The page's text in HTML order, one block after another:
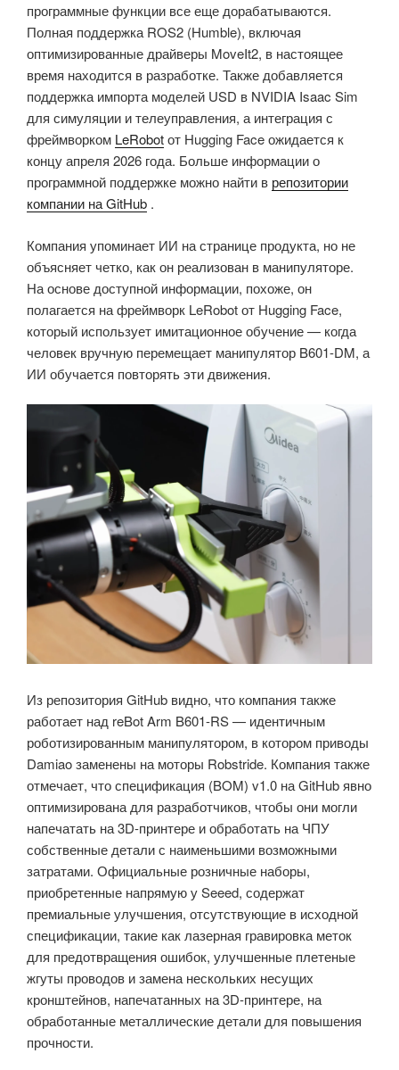
программные функции все еще дорабатываются.
Полная поддержка ROS2 (Humble), включая
оптимизированные драйверы MoveIt2, в настоящее
время находится в разработке. Также добавляется
поддержка импорта моделей USD в NVIDIA Isaac Sim
для симуляции и телеуправления, а интеграция с
фреймворком LeRobotот Hugging Face ожидается к
концу апреля 2026 года. Больше информации о
программной поддержке можно найти в репозитории
компании на GitHub .
Компания упоминает ИИ на странице продукта, но не
объясняет четко, как он реализован в манипуляторе.
На основе доступной информации, похоже, он
полагается на фреймворк LeRobot от Hugging Face,
который использует имитационное обучение — когда
человек вручную перемещает манипулятор B601-DM, а
ИИ обучается повторять эти движения.
Из репозитория GitHub видно, что компания также
работает над reBot Arm B601-RS — идентичным
роботизированным манипулятором, в котором приводы
Damiao заменены на моторы Robstride. Компания также
отмечает, что спецификация (BOM) v1.0 на GitHub явно
оптимизирована для разработчиков, чтобы они могли
напечатать на 3D-принтере и обработать на ЧПУ
собственные детали с наименьшими возможными
затратами. Официальные розничные наборы,
приобретенные напрямую у Seeed, содержат
премиальные улучшения, отсутствующие в исходной
спецификации, такие как лазерная гравировка меток
для предотвращения ошибок, улучшенные плетеные
жгуты проводов и замена нескольких несущих
кронштейнов, напечатанных на 3D-принтере, на
обработанные металлические детали для повышения
прочности.